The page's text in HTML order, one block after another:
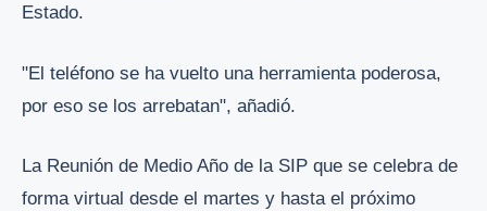
Estado.
"El teléfono se ha vuelto una herramienta poderosa,
por eso se los arrebatan", añadió.
La Reunión de Medio Año de la SIP que se celebra de
forma virtual desde el martes y hasta el próximo